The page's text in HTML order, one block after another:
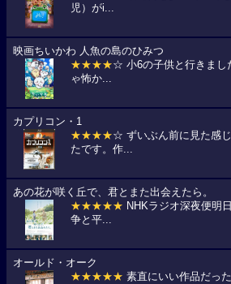
児）がi...
映画ちいかわ 人魚の島のひみつ
★★★★☆ 小6の子供と行きまし
ゃ怖か...
カプリコン・1
★★★★☆ ずいぶん前に見た感
たです。作...
あの花が咲く丘で、君とまた出会えたら。
★★★★★ NHKラジオ深夜便明
争と平...
オールド・オーク
★★★★★ 素直にいい作品だっ